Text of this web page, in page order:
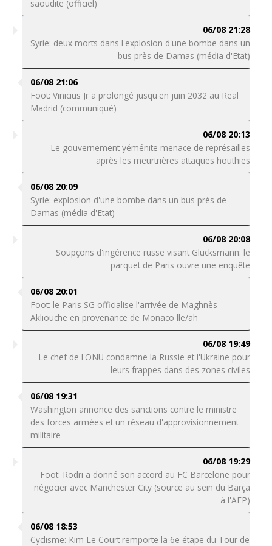
saoudite (officiel)
06/08 21:28
Syrie: deux morts dans l'explosion d'une bombe dans un
bus près de Damas (média d'Etat)
06/08 21:06
Foot: Vinicius Jr a prolongé jusqu'en juin 2032 au Real
Madrid (communiqué)
06/08 20:13
Le gouvernement yéménite menace de représailles
après les meurtrières attaques houthies
06/08 20:09
Syrie: explosion d'une bombe dans un bus près de
Damas (média d'Etat)
06/08 20:08
Soupçons d'ingérence russe visant Glucksmann: le
parquet de Paris ouvre une enquête
06/08 20:01
Foot: le Paris SG officialise l'arrivée de Maghnès
Akliouche en provenance de Monaco lle/ah
06/08 19:49
Le chef de l'ONU condamne la Russie et l'Ukraine pour
leurs frappes dans des zones civiles
06/08 19:31
Washington annonce des sanctions contre le ministre
des forces armées et un réseau d'approvisionnement
militaire
06/08 19:29
Foot: Rodri a donné son accord au FC Barcelone pour
négocier avec Manchester City (source au sein du Barça
à l'AFP)
06/08 18:53
Cyclisme: Kim Le Court remporte la 6e étape du Tour de